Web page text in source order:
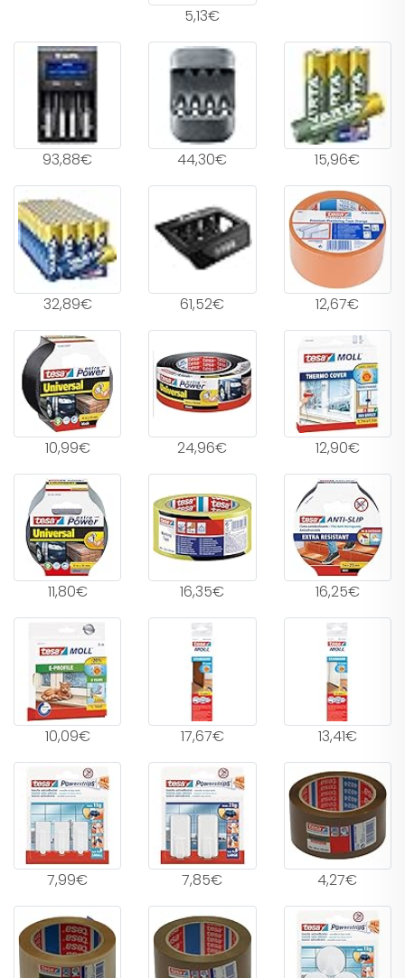
5,13€
93,88€ 44,30€ 15,96€
32,89€ 61,52€ 12,67€
10,99€ 24,96€ 12,90€
11,80€ 16,35€ 16,25€
10,09€ 17,67€ 13,41€
7,99€ 7,85€ 4,27€